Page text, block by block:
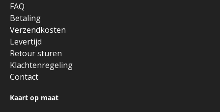
FAQ
Betaling
Verzendkosten
Levertijd
Retour sturen
Klachtenregeling
Contact
Kaart op maat